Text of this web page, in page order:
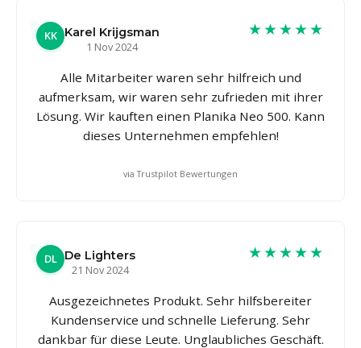
KK Karel Krijgsman
1 Nov 2024
★★★★★
Alle Mitarbeiter waren sehr hilfreich und
aufmerksam, wir waren sehr zufrieden mit ihrer
Lösung. Wir kauften einen Planika Neo 500. Kann
dieses Unternehmen empfehlen!
via Trustpilot Bewertungen
DL De Lighters
21 Nov 2024
★★★★★
Ausgezeichnetes Produkt. Sehr hilfsbereiter
Kundenservice und schnelle Lieferung. Sehr
dankbar für diese Leute. Unglaubliches Geschäft.